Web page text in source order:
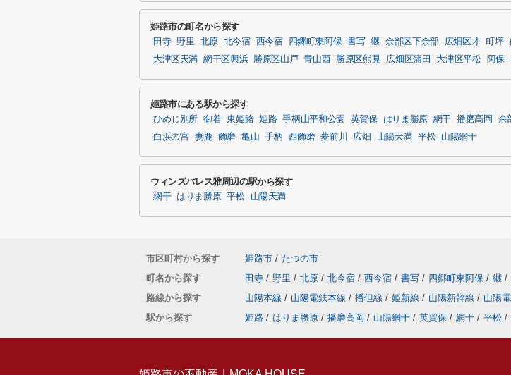
姫路市の町名から探す
田寺 野里 北原 北今宿 西今宿 四郷町東阿保 書写 継 余部区下余部 広畑区才 町坪
大津区天満 網干区興浜 勝原区山戸 青山西 勝原区熊見 広畑区蒲田 大津区平松 阿保
姫路市にある駅から探す
ひめじ別所 御着 東姫路 姫路 手柄山平和公園 英賀保 はりま勝原 網干 播磨高岡 余
白浜の宮
妻鹿 飾磨 亀山 手柄 西飾磨 夢前川 広畑 山陽天満 平松 山陽網干
ウィンズパレス雅周辺の駅から探す
網干 はりま勝原 平松 山陽天満
市区町村から探す 姫路市 / たつの市
町名から探す
田寺 / 野里 / 北原 / 北今宿 / 西今宿 / 書写 / 四郷町東阿保 / 継 /
路線から探す
山陽本線 / 山陽電鉄本線 / 播但線 / 姫新線 / 山陽新幹線 / 山陽
駅から探す
姫路 / はりま勝原 / 播磨高岡 / 山陽網干 / 英賀保 / 網干 / 平松 /